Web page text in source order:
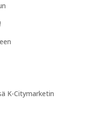
K-Citymarketin